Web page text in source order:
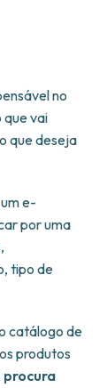
no
vai
que deseja
e-
por uma
tipo de
catálogo de
produtos
procura